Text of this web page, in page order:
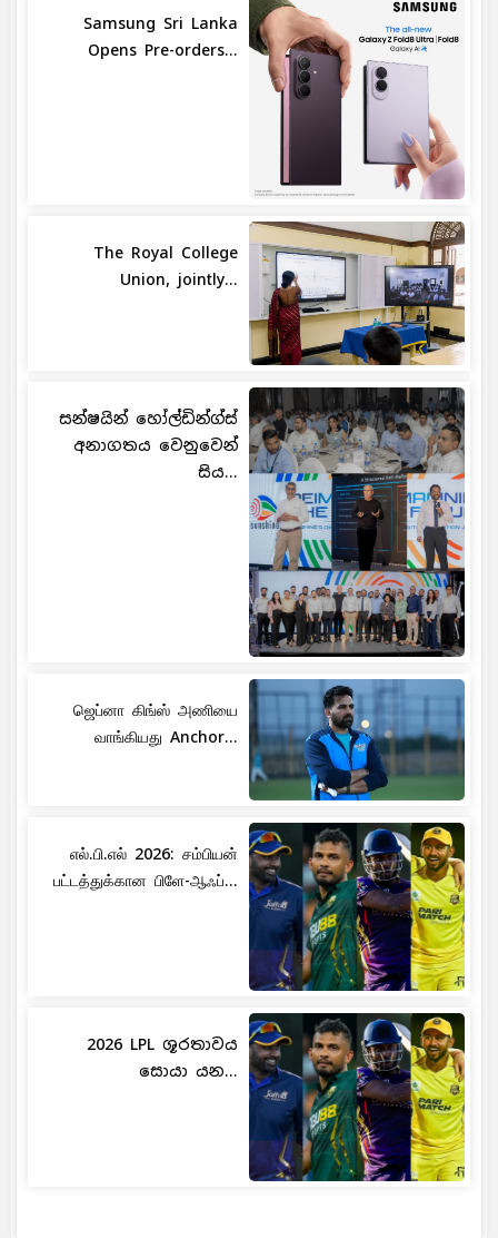
Samsung Sri Lanka
Opens Pre-orders...
The Royal College
Union, jointly...
සන්ෂයින් හෝල්ඩින්ග්ස්
අනාගතය වෙනුවෙන්
සිය...
ஜெப்னா கிங்ஸ் அணியை
வாங்கியது Anchor...
எல்.பி.எல் 2026: சம்பியன்
பட்டத்துக்கான பிளே-ஆஃப்...
2026 LPL ශූරතාවය
සොයා යන...